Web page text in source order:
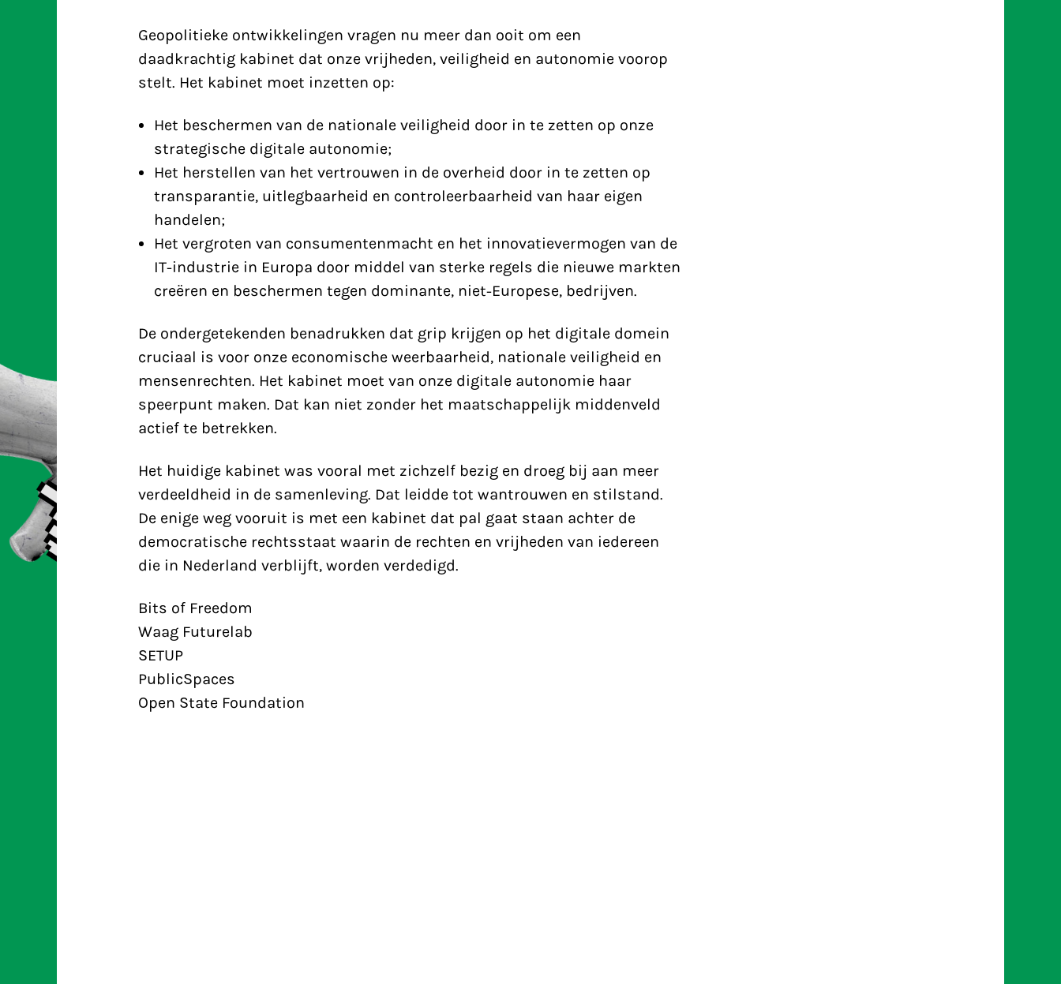
Geopolitieke ontwikkelingen vragen nu meer dan ooit om een
daadkrachtig kabinet dat onze vrijheden, veiligheid en autonomie voorop
stelt. Het kabinet moet inzetten op:
Het beschermen van de nationale veiligheid door in te zetten op onze
strategische digitale autonomie;
Het herstellen van het vertrouwen in de overheid door in te zetten op
transparantie, uitlegbaarheid en controleerbaarheid van haar eigen
handelen;
Het vergroten van consumentenmacht en het innovatievermogen van de
IT-industrie in Europa door middel van sterke regels die nieuwe markten
creëren en beschermen tegen dominante, niet-Europese, bedrijven.
De ondergetekenden benadrukken dat grip krijgen op het digitale domein
cruciaal is voor onze economische weerbaarheid, nationale veiligheid en
mensenrechten. Het kabinet moet van onze digitale autonomie haar
speerpunt maken. Dat kan niet zonder het maatschappelijk middenveld
actief te betrekken.
Het huidige kabinet was vooral met zichzelf bezig en droeg bij aan meer
verdeeldheid in de samenleving. Dat leidde tot wantrouwen en stilstand.
De enige weg vooruit is met een kabinet dat pal gaat staan achter de
democratische rechtsstaat waarin de rechten en vrijheden van iedereen
die in Nederland verblijft, worden verdedigd.
Bits of Freedom
Waag Futurelab
SETUP
PublicSpaces
Open State Foundation